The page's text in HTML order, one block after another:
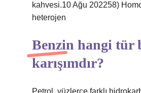
kahvesi.10 Ağu 202258)
heterojen
Benzin hangi tür
karışımdır?
Petrol, yüzlerce farklı